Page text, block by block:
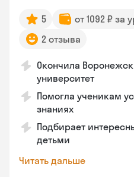
5 от 1092 ₽ за
2 отзыва
Окончила
университет
Помогла ученикам
знаниях
Подбирает
детьми
Читать дальше